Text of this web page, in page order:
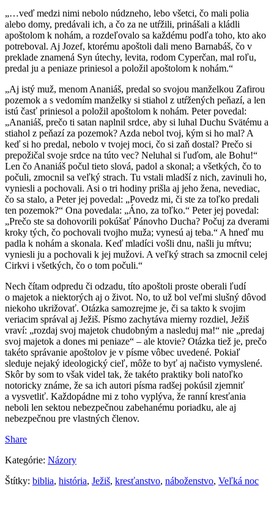
„…veď medzi nimi nebolo núdzneho, lebo všetci, čo mali polia
alebo domy, predávali ich, a čo za ne utŕžili, prinášali a kládli
apoštolom k nohám, a rozdeľovalo sa každému podľa toho, kto ako
potreboval. Aj Jozef, ktorému apoštoli dali meno Barnabáš, čo v
preklade znamená Syn útechy, levita, rodom Cyperčan, mal roľu,
predal ju a peniaze priniesol a položil apoštolom k nohám.“
„Aj istý muž, menom Ananiáš, predal so svojou manželkou Zafirou
pozemok a s vedomím manželky si stiahol z utŕžených peňazí, a len
istú časť priniesol a položil apoštolom k nohám. Peter povedal:
„Ananiáš, prečo ti satan naplnil srdce, aby si luhal Duchu Svätému a
stiahol z peňazí za pozemok? Azda nebol tvoj, kým si ho mal? A
keď si ho predal, nebolo v tvojej moci, čo si zaň dostal? Prečo si
prepožičal svoje srdce na túto vec? Neluhal si ľuďom, ale Bohu!“
Len čo Ananiáš počul tieto slová, padol a skonal; a všetkých, čo to
počuli, zmocnil sa veľký strach. Tu vstali mladší z nich, zavinuli ho,
vyniesli a pochovali. Asi o tri hodiny prišla aj jeho žena, nevediac,
čo sa stalo, a Peter jej povedal: „Povedz mi, či ste za toľko predali
ten pozemok?“ Ona povedala: „Áno, za toľko.“ Peter jej povedal:
„Prečo ste sa dohovorili pokúšať Pánovho Ducha? Počuj za dverami
kroky tých, čo pochovali tvojho muža; vynesú aj teba.“ A hneď mu
padla k nohám a skonala. Keď mladíci vošli dnu, našli ju mŕtvu;
vyniesli ju a pochovali k jej mužovi. A veľký strach sa zmocnil celej
Cirkvi i všetkých, čo o tom počuli.“
Nech čítam odpredu či odzadu, títo apoštoli proste oberali ľudí
o majetok a niektorých aj o život. No, to už bol veľmi slušný dôvod
niekoho ukrižovať. Otázka samozrejme je, či sa takto k svojim
veriacim správal aj Ježiš. Písmo zachytáva mierny rozdiel, Ježiš
vraví: „rozdaj svoj majetok chudobným a nasleduj ma!“ nie „predaj
svoj majetok a dones mi peniaze“ – ale ktovie? Otázka tiež je, prečo
takéto správanie apoštolov je v písme vôbec uvedené. Pokiaľ
sleduje nejaký ideologický cieľ, môže to byť aj načisto vymyslené.
Skôr by som to však videl tak, že takéto praktiky boli natoľko
notoricky známe, že sa ich autori písma radšej pokúsil zjemniť
a vysvetliť. Každopádne mi z toho vyplýva, že ranní kresťania
neboli len sektou nebezpečnou zabehanému poriadku, ale aj
nebezpečnou pre vlastných členov.
Share
Kategórie: Názory
Štítky: biblia, história, Ježiš, kresťanstvo, náboženstvo, Veľká noc